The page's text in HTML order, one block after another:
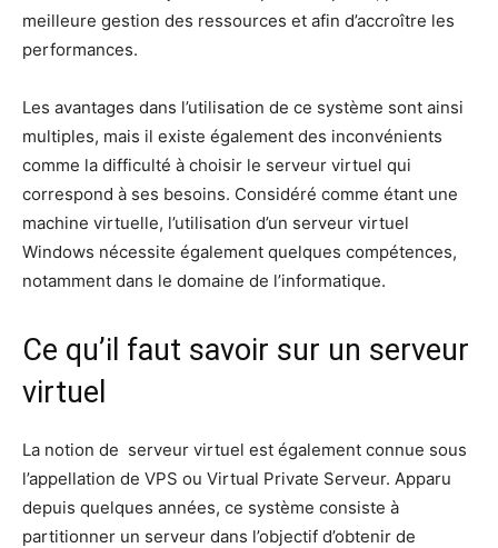
meilleure gestion des ressources et afin d’accroître les
performances.
Les avantages dans l’utilisation de ce système sont ainsi
multiples, mais il existe également des inconvénients
comme la difficulté à choisir le serveur virtuel qui
correspond à ses besoins. Considéré comme étant une
machine virtuelle, l’utilisation d’un serveur virtuel
Windows nécessite également quelques compétences,
notamment dans le domaine de l’informatique.
Ce qu’il faut savoir sur un serveur
virtuel
La notion de serveur virtuel est également connue sous
l’appellation de VPS ou Virtual Private Serveur. Apparu
depuis quelques années, ce système consiste à
partitionner un serveur dans l’objectif d’obtenir de